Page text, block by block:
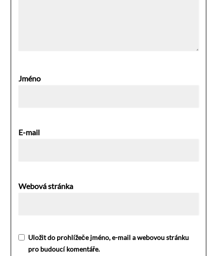
Jméno
E-mail
Webová stránka
Uložit do prohlížeče jméno, e-mail a webovou stránku
pro budoucí komentáře.